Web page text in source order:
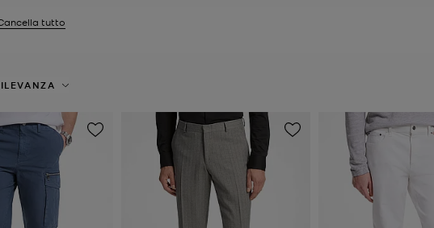
tutto